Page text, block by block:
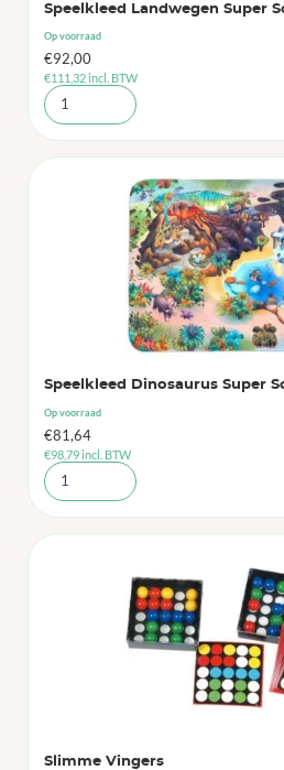
Speelkleed Landwegen Super
Op voorraad
€92,00
€111,32incl. BTW
Speelkleed Dinosaurus Super
Op voorraad
€81,64
€98,79incl. BTW
Slimme Vingers